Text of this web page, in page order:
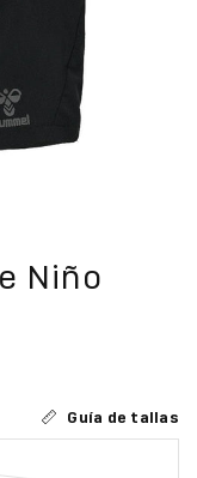
Niño
Guía de tallas